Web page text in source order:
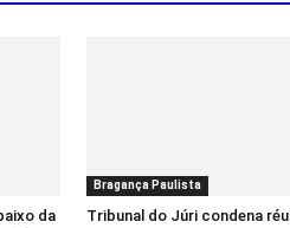
da
Bragança Paulista
Tribunal do Júri condena